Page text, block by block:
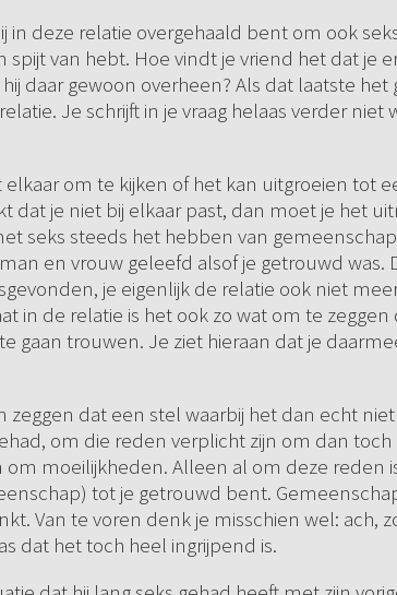
in deze relatie overgehaald bent om ook
van hebt. Hoe vindt je vriend het dat je
daar gewoon overheen? Als dat laatste het
Je schrijft in je vraag helaas verder niet
om te kijken of het kan uitgroeien tot
dat je niet bij elkaar past, dan moet je het
seks steeds het hebben van
en vrouw geleefd alsof je getrouwd was.
je eigenlijk de relatie ook niet
in de relatie is het ook zo wat om te
gaan trouwen. Je ziet hieraan dat je
zeggen dat een stel waarbij het dan echt
om die reden verplicht zijn om dan
om moeilijkheden. Alleen al om deze reden
tot je getrouwd bent.
Van te voren denk je misschien wel: ach,
dat het toch heel ingrijpend is.